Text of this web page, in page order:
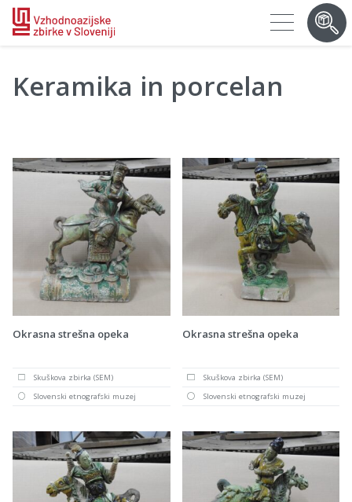
keramika in porcelan
Okrasna strešna opeka
Skuškova zbirka (SEM)
Slovenski etnografski muzej
Okrasna strešna opeka
Skuškova zbirka (SEM)
Slovenski etnografski muzej